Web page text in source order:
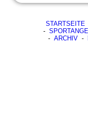
STARTSEITE
-
- ARCHIV-